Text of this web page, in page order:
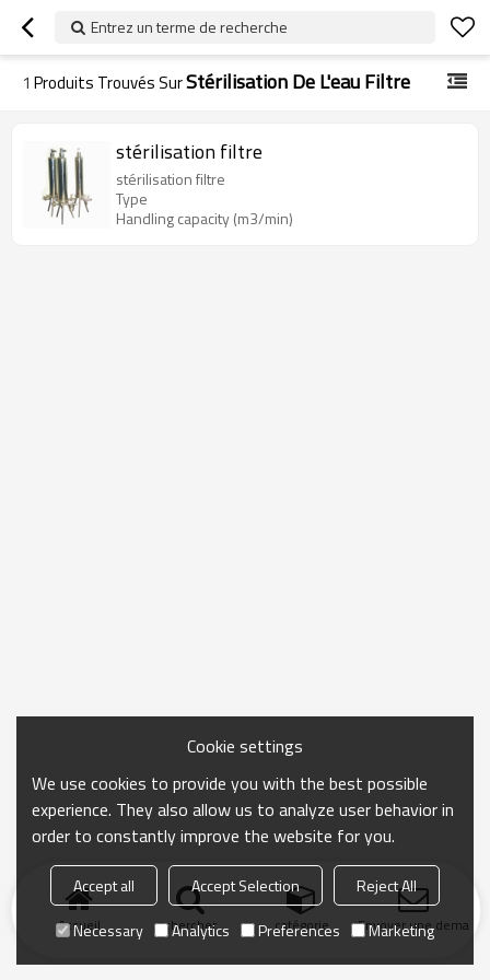
Entrez un terme de recherche
1 Produits Trouvés SurStérilisation De L'eau Filtre
stérilisation filtre
stérilisation filtre
Type
Handling capacity (m3/min)
Accueil chercher catégorie Envoyer une
Cookie settings
We use cookies to provide you with the best possible
experience. They also allow us to analyze user behavior in
order to constantly improve the website for you.
Accept all Accept Selection
Reject All
Necessary
Analytics Preferences Marketing